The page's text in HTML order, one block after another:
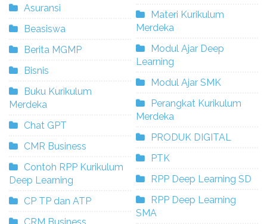
Asuransi
Beasiswa
Berita MGMP
Bisnis
Buku Kurikulum
Merdeka
Chat GPT
CMR Business
Contoh RPP Kurikulum
Deep Learning
CP TP dan ATP
CRM Business
Materi Kurikulum
Merdeka
Modul Ajar Deep
Learning
Modul Ajar SMK
Perangkat Kurikulum
Merdeka
PRODUK DIGITAL
PTK
RPP Deep Learning SD
RPP Deep Learning
SMA